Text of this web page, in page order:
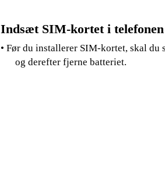
Indsæt SIM-kortet i telefonen
• Før du installerer SIM-kortet, skal
og derefter fjerne batteriet.